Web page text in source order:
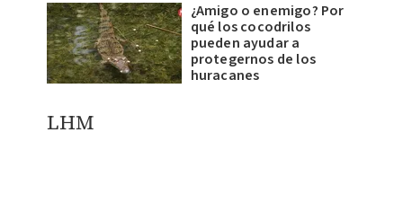
¿Amigo o enemigo? Por
qué los cocodrilos
pueden ayudar a
protegernos de los
huracanes
LHM